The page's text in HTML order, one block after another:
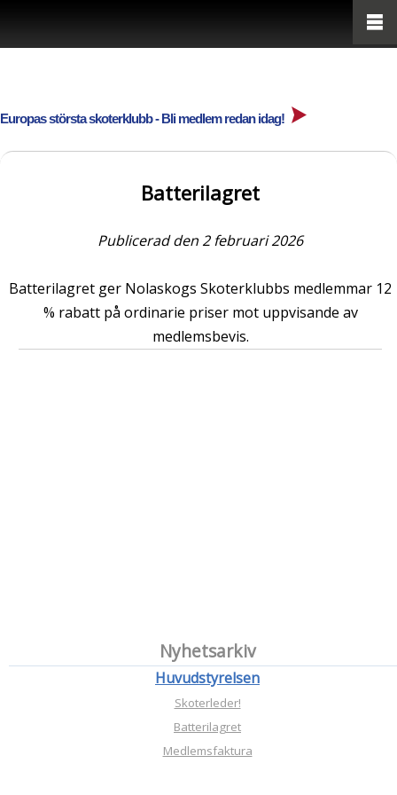
Europas största skoterklubb - Bli medlem redan idag!
Nyhetsarkiv
Huvudstyrelsen
Skoterleder!
Batterilagret
Medlemsfaktura
Batterilagret
Publicerad den 2 februari 2026
Batterilagret ger Nolaskogs Skoterklubbs medlemmar 12
% rabatt på ordinarie priser mot uppvisande av
medlemsbevis.